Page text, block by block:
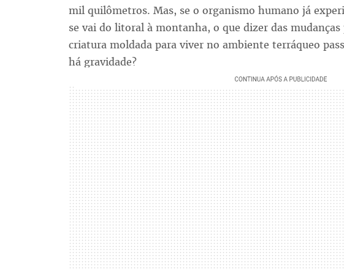
mil quilômetros. Mas, se o organismo humano já
se vai do litoral à montanha, o que dizer das
criatura moldada para viver no ambiente terráqueo
há gravidade?